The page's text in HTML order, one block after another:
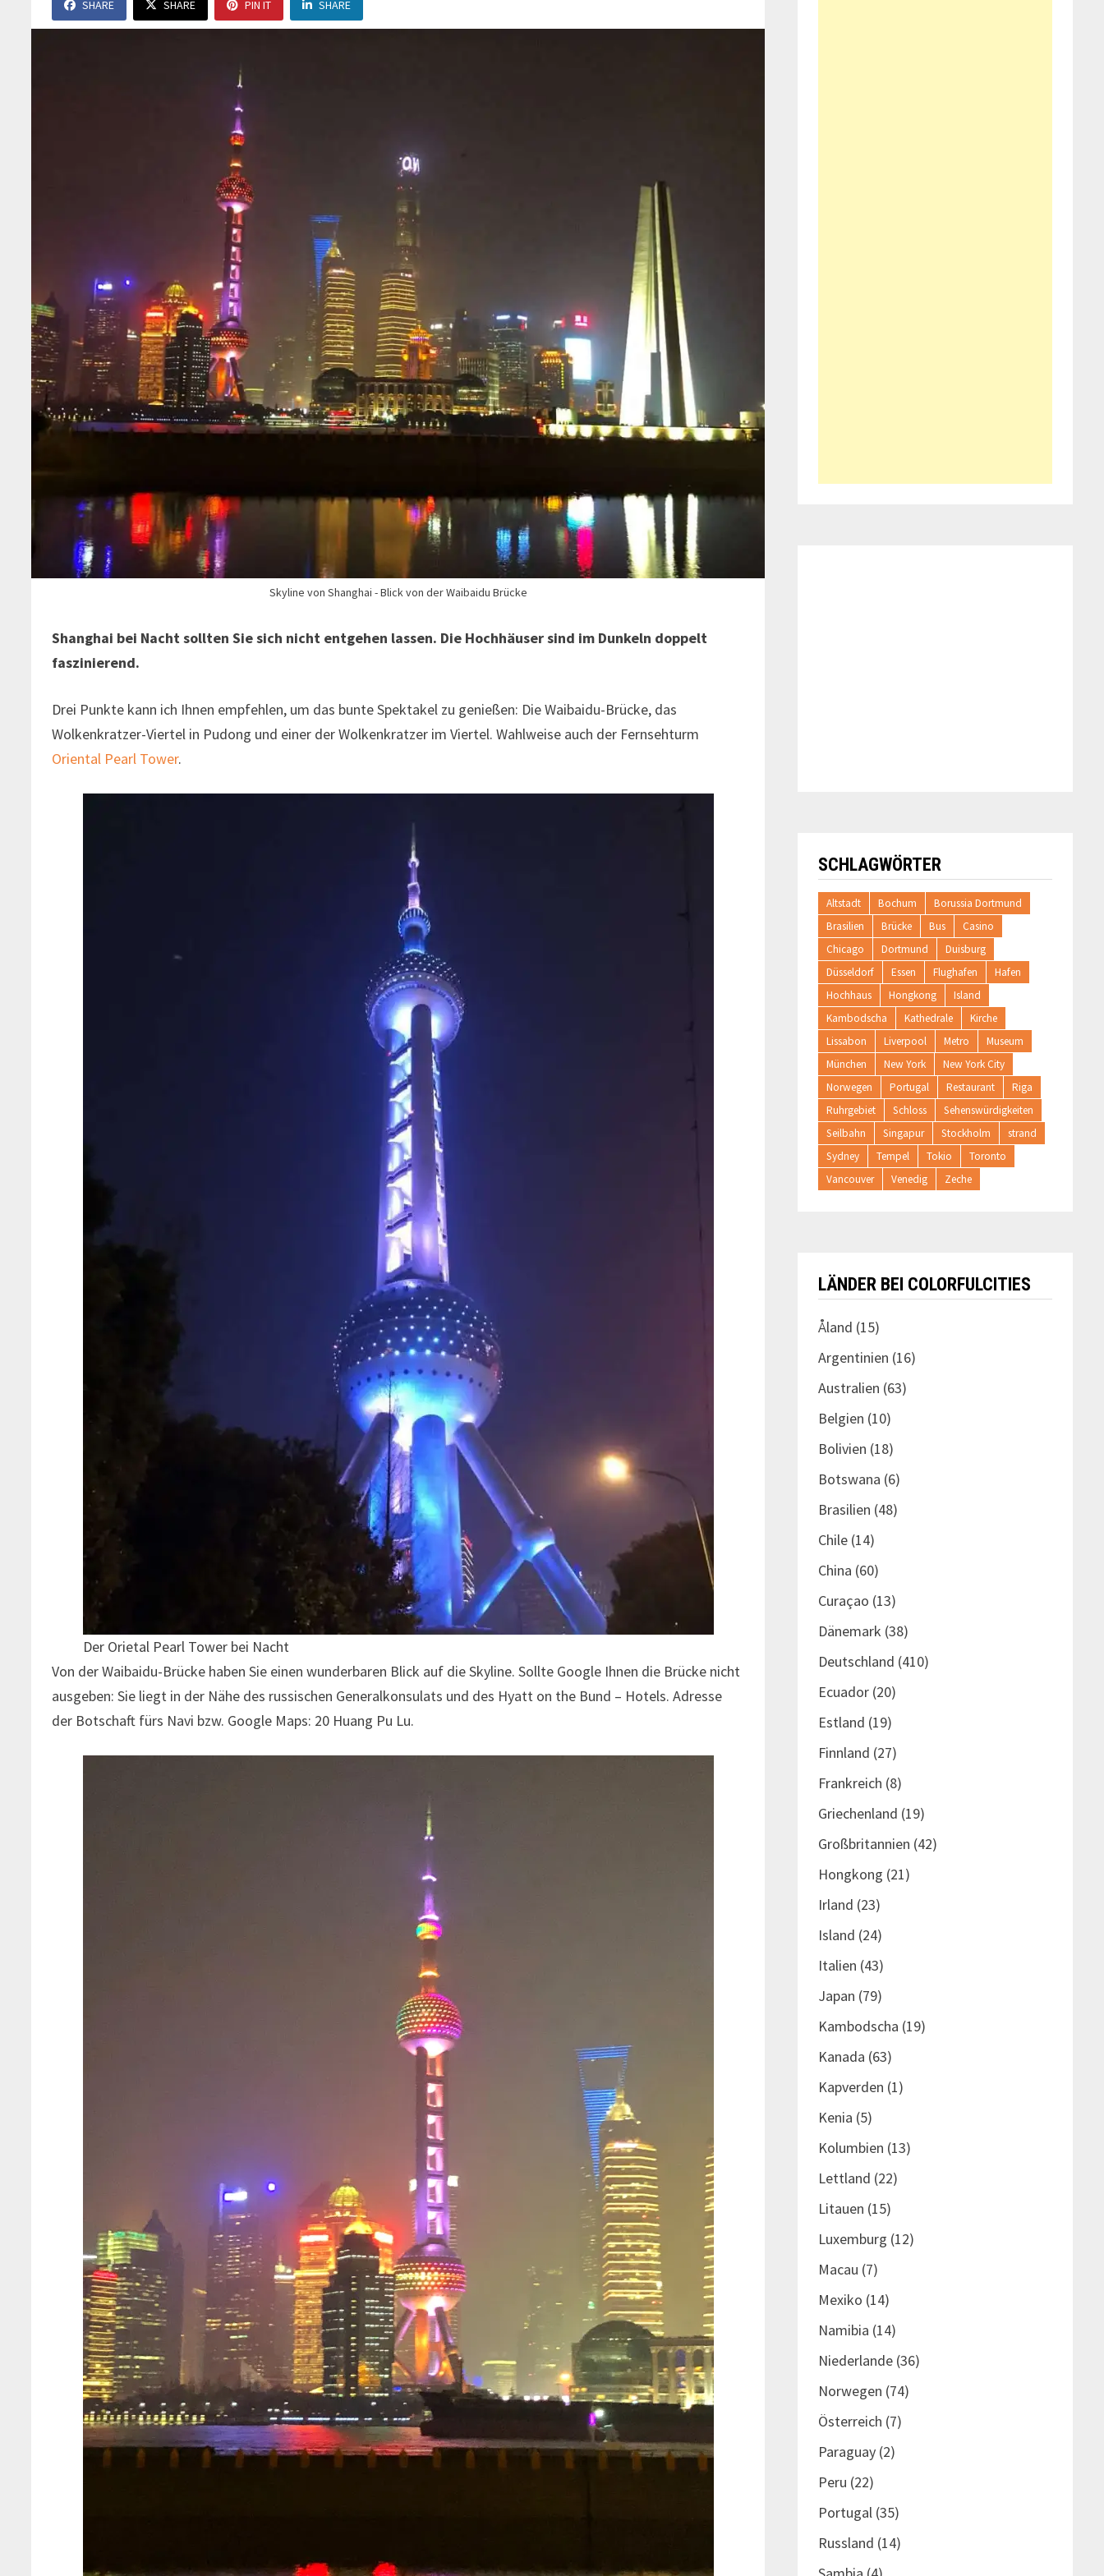
SHARE SHARE PIN IT SHARE
Skyline von Shanghai - Blick von der Waibaidu Brücke
Shanghai bei Nacht sollten Sie sich nicht entgehen lassen. Die Hochhäuser sind im Dunkeln doppelt
faszinierend.
Drei Punkte kann ich Ihnen empfehlen, um das bunte Spektakel zu genießen: Die Waibaidu-Brücke, das
Wolkenkratzer-Viertel in Pudong und einer der Wolkenkratzer im Viertel. Wahlweise auch der Fernsehturm
Oriental Pearl Tower.
Der Orietal Pearl Tower bei Nacht
Von der Waibaidu-Brücke haben Sie einen wunderbaren Blick auf die Skyline. Sollte Google Ihnen die Brücke nicht
ausgeben: Sie liegt in der Nähe des russischen Generalkonsulats und des Hyatt on the Bund – Hotels. Adresse
der Botschaft fürs Navi bzw. Google Maps: 20 Huang Pu Lu.
SCHLAGWÖRTER
Altstadt Bochum
Borussia Dortmund
Brasilien
Brücke Bus
Casino
Chicago
Dortmund
Duisburg
Düsseldorf
Essen Flughafen
Hafen
Hochhaus
Hongkong
Island
Kambodscha
Kathedrale
Kirche
Lissabon
Liverpool Metro
Museum
München
New York
New York City
Norwegen
Portugal Restaurant
Riga
Ruhrgebiet
Schloss
Sehenswürdigkeiten
Seilbahn
Singapur Stockholm
strand
Sydney
Tempel Tokio
Toronto
Vancouver
Venedig Zeche
LÄNDER BEI COLORFULCITIES
Åland (15)
Argentinien (16)
Australien (63)
Belgien (10)
Bolivien (18)
Botswana (6)
Brasilien (48)
Chile(14)
China (60)
Curaçao (13)
Dänemark (38)
Deutschland (410)
Ecuador(20)
Estland (19)
Finnland (27)
Frankreich (8)
Griechenland (19)
Großbritannien (42)
Hongkong (21)
Irland (23)
Island (24)
Italien (43)
Japan (79)
Kambodscha (19)
Kanada (63)
Kapverden (1)
Kenia (5)
Kolumbien (13)
Lettland (22)
Litauen (15)
Luxemburg (12)
Macau (7)
Mexiko (14)
Namibia (14)
Niederlande(36)
Norwegen (74)
Österreich (7)
Paraguay(2)
Peru (22)
Portugal(35)
Russland (14)